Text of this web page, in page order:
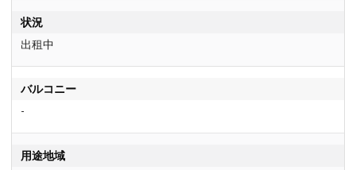
状況
出租中
バルコニー
-
用途地域